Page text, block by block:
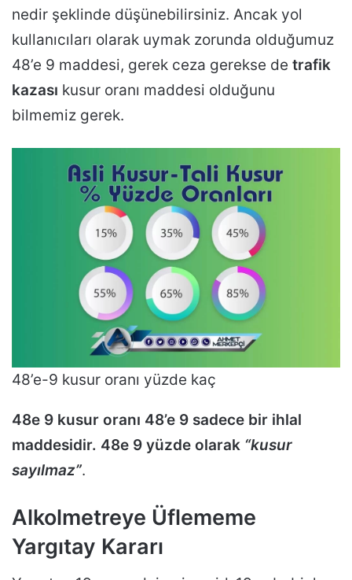
nedir şeklinde düşünebilirsiniz. Ancak yol
kullanıcıları olarak uymak zorunda olduğumuz
48’e 9 maddesi, gerek ceza gerekse de trafik
kazası kusur oranı maddesi olduğunu
bilmemiz gerek.
48’e-9 kusur oranı yüzde kaç
48e 9 kusur oranı 48’e 9 sadece bir ihlal
maddesidir. 48e 9 yüzde olarak “kusur
sayılmaz”.
Alkolmetreye Üflememe
Yargıtay Kararı